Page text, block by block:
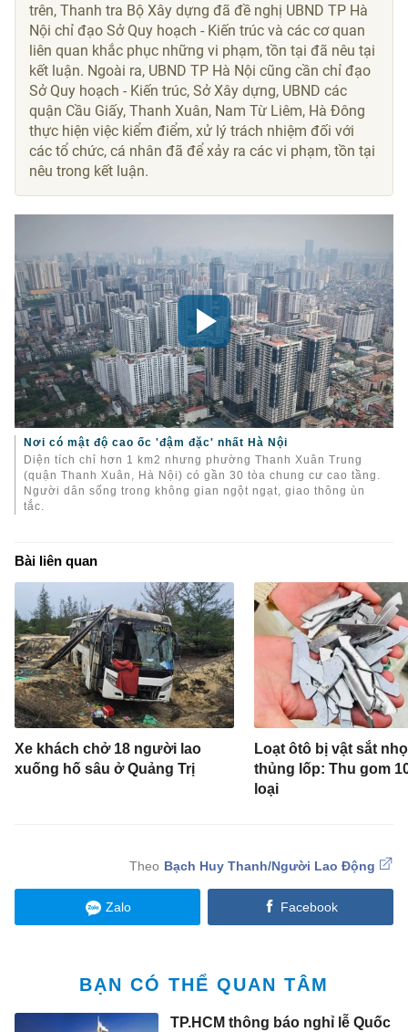
trên, Thanh tra Bộ Xây dựng đã đề nghị UBND TP Hà
Nội chỉ đạo Sở Quy hoạch - Kiến trúc và các cơ quan
liên quan khắc phục những vi phạm, tồn tại đã nêu tại
kết luận. Ngoài ra, UBND TP Hà Nội cũng cần chỉ đạo
Sở Quy hoạch - Kiến trúc, Sở Xây dựng, UBND các
quận Cầu Giấy, Thanh Xuân, Nam Từ Liêm, Hà Đông
thực hiện việc kiểm điểm, xử lý trách nhiệm đối với
các tổ chức, cá nhân đã để xảy ra các vi phạm, tồn tại
nêu trong kết luận.
Nơi có mật độ cao ốc 'đậm đặc' nhất Hà Nội
Diện tích chỉ hơn 1 km2 nhưng phường Thanh Xuân Trung
(quận Thanh Xuân, Hà Nội) có gần 30 tòa chung cư cao tầng.
Người dân sống trong không gian ngột ngạt, giao thông ùn
tắc.
Bài liên quan
Xe khách chở 18 người lao
xuống hố sâu ở Quảng Trị
Loạt ôtô bị vật sắt
thủng lốp: Thu gom
loại
Bạch Huy Thanh/Người Lao Động
Zalo Facebook
BẠN CÓ THỂ QUAN TÂM
TP.HCM thông báo nghỉ lễ Quốc